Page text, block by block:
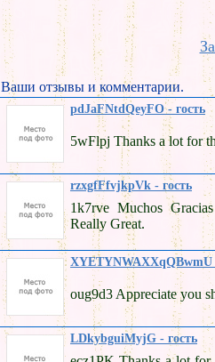
Ваши отзывы и комментарии.
pdJaFNtdQeyFO - гость
5wFlpj Thanks a lot for
rzxgfFfvjkpVk - гость
1k7rve Muchos
Really Great.
XYETYNWAXXqQBwmU
oug9d3 Appreciate you
LDkybguiMyjG - гость